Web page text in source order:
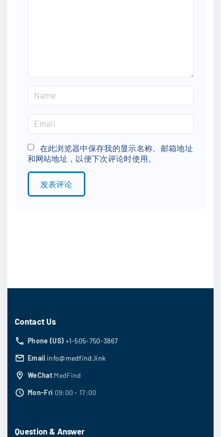
a
e
*
m
a
i
l
在此浏览器中保存我的显示名称、邮箱地址
和网站地址，以便下次评论时使用。
Contact Us
Phone (US) +1-505-750-3867
Email info@medfind.link
WeChat MedFind
Mon-Fri 09:00 - 17:00
Question & Answer